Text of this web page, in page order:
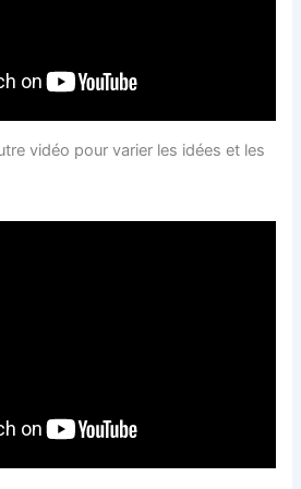
vidéo pour varier les idées et les